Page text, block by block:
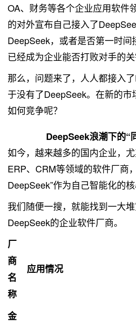
OA、财务等各个企业应用软件
的对外宣布自己接入了
DeepSeek，或者是否第一时间
已经成为企业能否打败对手的关
那么，问题来了，人人都接入
于没有了DeepSeek。在新的
如何竞争呢？
DeepSeek浪潮下的“
如今，越来越多的国内企业，尤
ERP、CRM等领域的软件厂商
DeepSeek”作为自己智能化的核
我们随便一搜，就能找到一大
DeepSeek的企业软件厂商。
厂
商
名
称
应用情况
金